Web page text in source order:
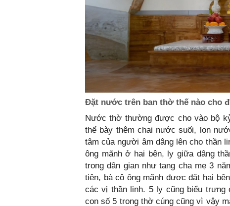
Đặt nước trên ban thờ thế nào cho
Nước thờ thường được cho vào bộ
thể bày thêm chai nước suối, lon
tâm của người âm dâng lên cho thần
ông mãnh ở hai bên, ly giữa dâng
trong dân gian như tang cha mẹ 3
tiên, bà cô ông mãnh được đặt hai
các vị thần linh. 5 ly cũng biểu trưng
con số 5 trong thờ cúng cũng vì vậy